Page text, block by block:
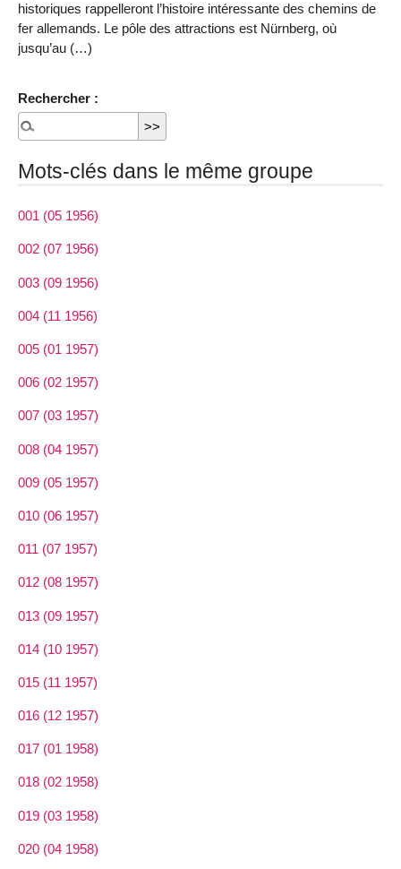
historiques rappelleront l’histoire intéressante des chemins de
fer allemands. Le pôle des attractions est Nürnberg, où
jusqu’au (…)
Rechercher :
Mots-clés dans le même groupe
001 (05 1956)
002 (07 1956)
003 (09 1956)
004 (11 1956)
005 (01 1957)
006 (02 1957)
007 (03 1957)
008 (04 1957)
009 (05 1957)
010 (06 1957)
011 (07 1957)
012 (08 1957)
013 (09 1957)
014 (10 1957)
015 (11 1957)
016 (12 1957)
017 (01 1958)
018 (02 1958)
019 (03 1958)
020 (04 1958)